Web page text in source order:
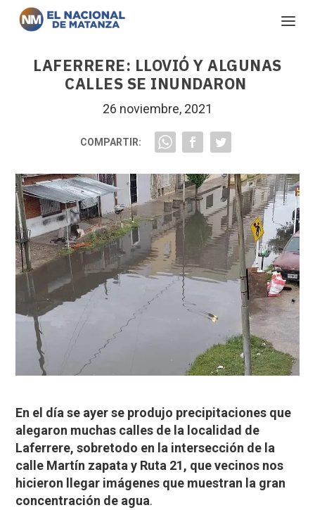
LAFERRERE: LLOVIÓ Y ALGUNAS
CALLES SE INUNDARON
26 noviembre, 2021
COMPARTIR:
En el día se ayer se produjo precipitaciones que
alegaron muchas calles de la localidad de
Laferrere, sobretodo en la intersección de la
calle Martín zapata y Ruta 21, que vecinos nos
hicieron llegar imágenes que muestran la gran
concentración de agua.